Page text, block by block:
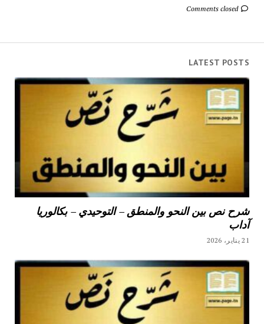
Comments closed
LATEST POSTS
شرح نص بين النحو والمنطق – التوحيدي – بكالوريا
آداب
21 يناير، 2026